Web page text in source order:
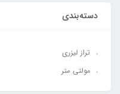
دسته‌بندی
تراز لیزری
مولتی متر